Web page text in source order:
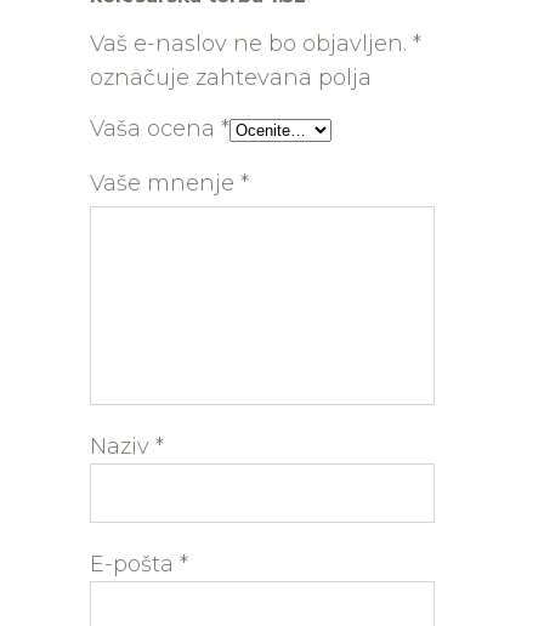
Vaš e-naslov ne bo objavljen. *
označuje zahtevana polja
Vaša ocena *
Vaše mnenje *
Naziv *
E-pošta *